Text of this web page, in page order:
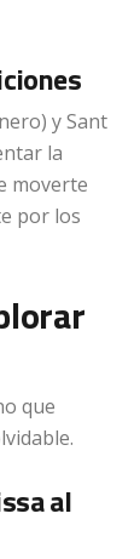
y Sant
la
moverte
por los
que
al